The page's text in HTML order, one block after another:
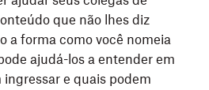
que não lhes diz
a forma como você nomeia
ajudá-los a entender em
e quais podem